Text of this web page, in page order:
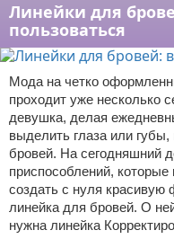
Линейки для
пользоваться
Мода на четко
проходит уже несколько
девушка, делая
выделить глаза или
бровей. На сегодняшний
приспособлений, которые
создать с нуля
линейка для бровей. О
нужна линейка